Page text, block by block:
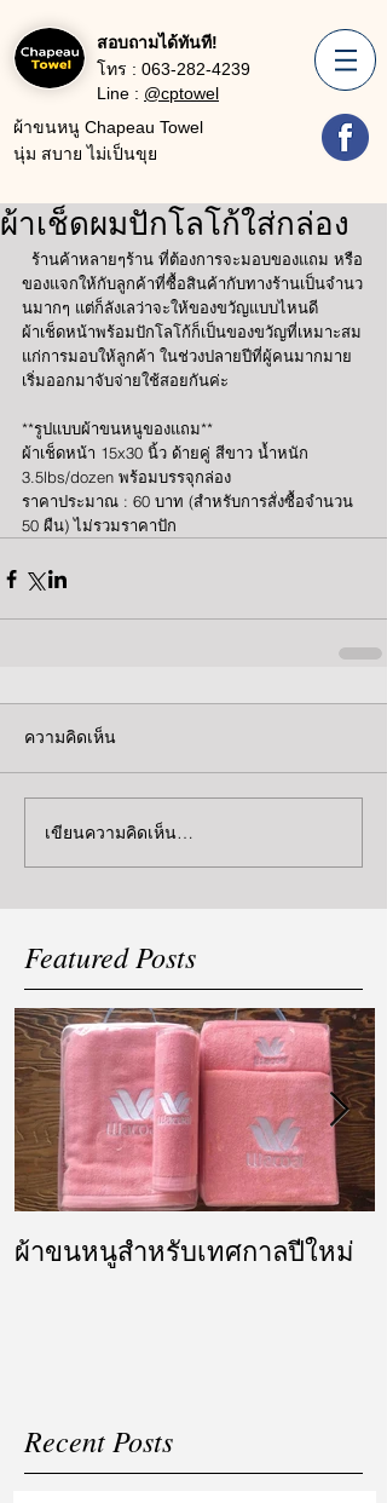
สอบถามได้ทันที!
โทร : 063-282-4239
Line : @cptowel
ผ้าขนหนู Chapeau Towel
นุ่ม สบาย ไม่เป็นขุย
ผ้าเช็ดผมปักโลโก้ใส่กล่อง
ของแจกให้กับลูกค้าที่ซื้อสินค้ากับทางร้านเป็นจำนว
นมากๆ แต่ก็ลังเลว่าจะให้ของขวัญแบบไหนดี
ผ้าเช็ดหน้าพร้อมปักโลโก้ก็เป็นของขวัญที่เหมาะสม
แก่การมอบให้ลูกค้า ในช่วงปลายปีที่ผู้คนมากมาย
เริ่มออกมาจับจ่ายใช้สอยกันค่ะ
**รูปแบบผ้าขนหนูของแถม**
ผ้าเช็ดหน้า 15x30 นิ้ว ด้ายคู่ สีขาว น้ำหนัก
3.5lbs/dozen พร้อมบรรจุกล่อง
ราคาประมาณ : 60 บาท (สำหรับการสั่งซื้อจำนวน
50 ผืน) ไม่รวมราคาปัก
ความคิดเห็น
เขียนความคิดเห็น…
Featured Posts
ผ้าขนหนูสำหรับเทศกาลปีใหม่
Recent Posts